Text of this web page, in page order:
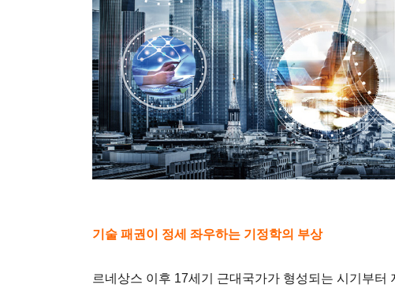
기술 패권이 정세 좌우하는 기정학의 부상
르네상스 이후 17세기 근대국가가 형성되는 시기부